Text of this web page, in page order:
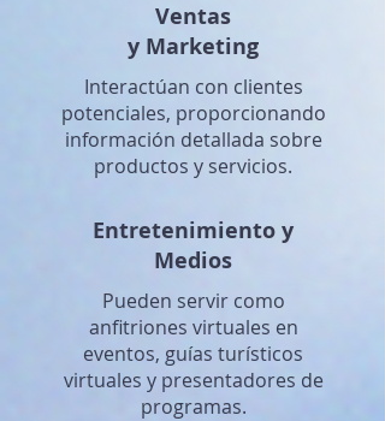
Ventas
y Marketing
Interactúan con clientes
potenciales, proporcionando
información detallada sobre
productos y servicios.
Entretenimiento y
Medios
Pueden servir como
anfitriones virtuales en
eventos, guías turísticos
virtuales y presentadores de
programas.